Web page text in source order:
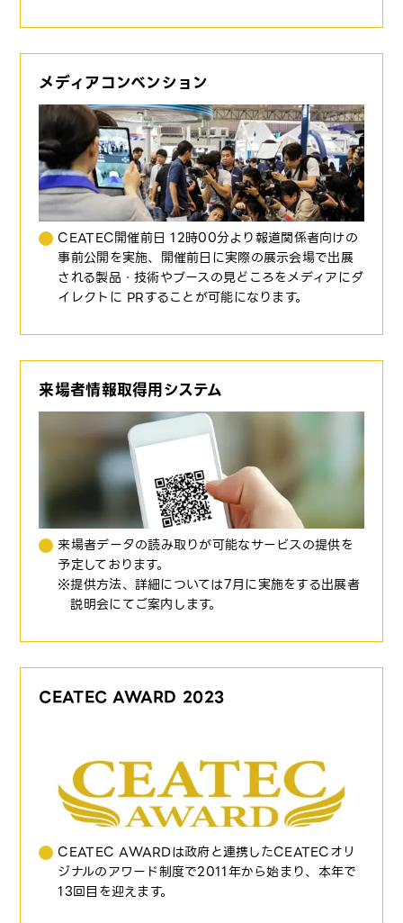
メディアコンベンション
CEATEC開催前日 12時00分より報道関係者向けの
事前公開を実施、開催前日に実際の展示会場で出展
される製品・技術やブースの見どころをメディアにダ
イレクトに PRすることが可能になります。
来場者情報取得用システム
来場者データの読み取りが可能なサービスの提供を
予定しております。
提供方法、詳細については7月に実施をする出展者
説明会にてご案内します。
CEATEC AWARD 2023
CEATEC AWARDは政府と連携したCEATECオリ
ジナルのアワード制度で2011年から始まり、本年で
13回目を迎えます。